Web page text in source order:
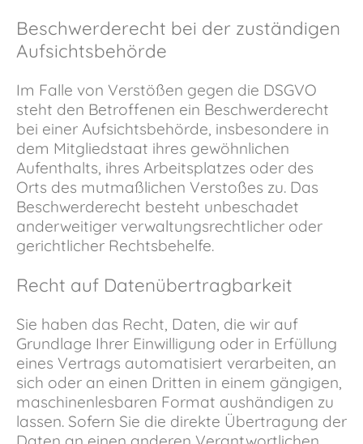
Beschwerde­recht bei der zuständigen
Aufsichts­behörde
Im Falle von Verstößen gegen die DSGVO
steht den Betroffenen ein Beschwerderecht
bei einer Aufsichtsbehörde, insbesondere in
dem Mitgliedstaat ihres gewöhnlichen
Aufenthalts, ihres Arbeitsplatzes oder des
Orts des mutmaßlichen Verstoßes zu. Das
Beschwerderecht besteht unbeschadet
anderweitiger verwaltungsrechtlicher oder
gerichtlicher Rechtsbehelfe.
Recht auf Daten­übertrag­barkeit
Sie haben das Recht, Daten, die wir auf
Grundlage Ihrer Einwilligung oder in Erfüllung
eines Vertrags automatisiert verarbeiten, an
sich oder an einen Dritten in einem gängigen,
maschinenlesbaren Format aushändigen zu
lassen. Sofern Sie die direkte Übertragung der